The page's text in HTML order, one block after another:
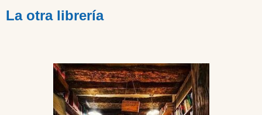
La otra librería